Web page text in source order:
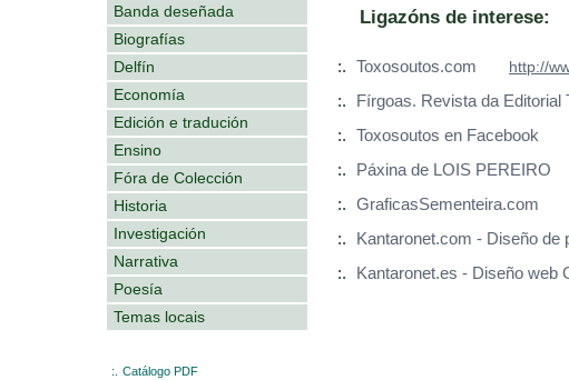
Banda deseñada
Biografías
Delfín
Economía
Edición e tradución
Ensino
Fóra de Colección
Historia
Investigación
Narrativa
Poesía
Temas locais
:.
Catálogo PDF
Ligazóns de interese:
:. Toxosoutos.com
http://
:.
Fírgoas. Revista da Editorial
:.
Toxosoutos en Facebook
:.
Páxina de LOIS PEREIRO
:.
GraficasSementeira.com
:.
Kantaronet.com - Diseño de
:.
Kantaronet.es - Diseño web